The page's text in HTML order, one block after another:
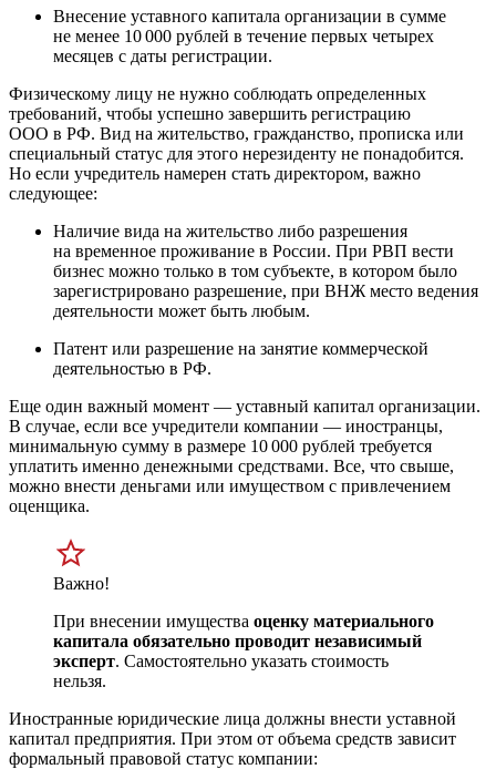
Внесение уставного капитала организации в сумме
не менее 10 000 рублей в течение первых четырех
месяцев с даты регистрации.
Физическому лицу не нужно соблюдать определенных
требований, чтобы успешно завершить регистрацию
ООО в РФ. Вид на жительство, гражданство, прописка или
специальный статус для этого нерезиденту не понадобится.
Но если учредитель намерен стать директором, важно
следующее:
Наличие вида на жительство либо разрешения
на временное проживание в России. При РВП вести
бизнес можно только в том субъекте, в котором было
зарегистрировано разрешение, при ВНЖ место ведения
деятельности может быть любым.
Патент или разрешение на занятие коммерческой
деятельностью в РФ.
Еще один важный момент — уставный капитал организации.
В случае, если все учредители компании — иностранцы,
минимальную сумму в размере 10 000 рублей требуется
уплатить именно денежными средствами. Все, что свыше,
можно внести деньгами или имуществом с привлечением
оценщика.
Важно!
При внесении имущества оценку материального
капитала обязательно проводит независимый
эксперт. Самостоятельно указать стоимость
нельзя.
Иностранные юридические лица должны внести уставной
капитал предприятия. При этом от объема средств зависит
формальный правовой статус компании: